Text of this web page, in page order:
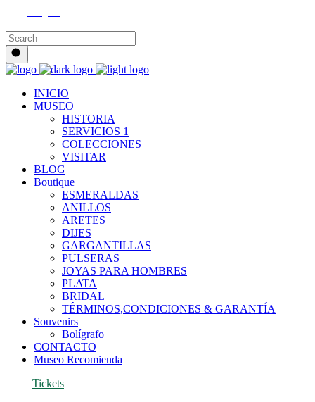
INICIO
MUSEO
HISTORIA
SERVICIOS 1
COLECCIONES
VISITAR
BLOG
Boutique
ESMERALDAS
ANILLOS
ARETES
DIJES
GARGANTILLAS
PULSERAS
JOYAS PARA HOMBRES
PLATA
BRIDAL
TÉRMINOS,CONDICIONES & GARANTÍA
Souvenirs
Bolígrafo
CONTACTO
Museo Recomienda
Tickets